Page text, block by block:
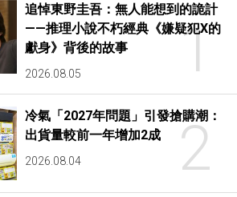
1
追悼東野圭吾：無人能想到的詭計
——推理小說不朽經典《嫌疑犯X的
獻身》背後的故事
2026.08.05
2
冷氣「2027年問題」引發搶購潮：
出貨量較前一年增加2成
2026.08.04